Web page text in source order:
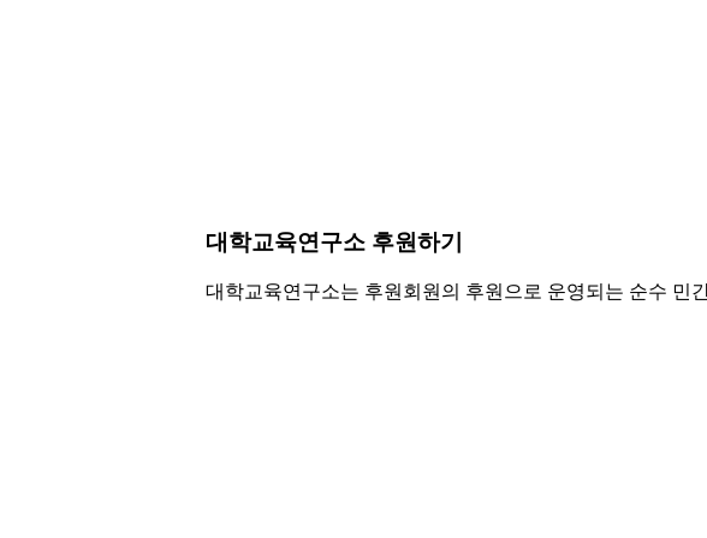
대학교육연구소 후원하기
대학교육연구소는 후원회원의 후원으로 운영되는 순수 민